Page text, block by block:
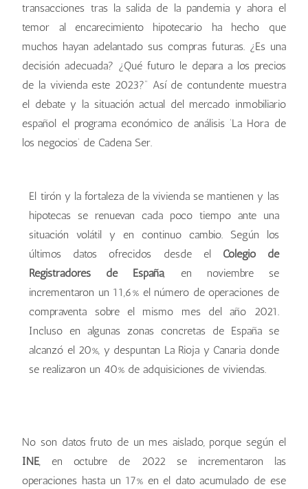
transacciones tras la salida de la pandemia y ahora el
temor al encarecimiento hipotecario ha hecho que
muchos hayan adelantado sus compras futuras. ¿Es una
decisión adecuada? ¿Qué futuro le depara a los precios
de la vivienda este 2023?” Así de contundente muestra
el debate y la situación actual del mercado inmobiliario
español el programa económico de análisis ‘La Hora de
los negocios’ de Cadena Ser.
El tirón y la fortaleza de la vivienda se mantienen y las
hipotecas se renuevan cada poco tiempo ante una
situación volátil y en continuo cambio. Según los
últimos datos ofrecidos desde el Colegio de
Registradores de España, en noviembre se
incrementaron un 11,6% el número de operaciones de
compraventa sobre el mismo mes del año 2021.
Incluso en algunas zonas concretas de España se
alcanzó el 20%, y despuntan La Rioja y Canaria donde
se realizaron un 40% de adquisiciones de viviendas.
No son datos fruto de un mes aislado, porque según el
INE , en octubre de 2022 se incrementaron las
operaciones hasta un 17% en el dato acumulado de ese